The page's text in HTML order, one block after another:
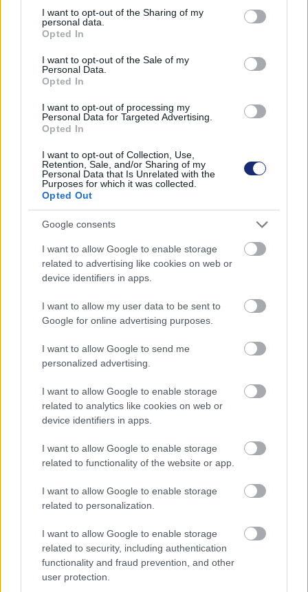
not limited to your visit or usage behaviour. You may click to
grant or deny consent to Google and its third-party tags to
use your data for below specified purposes in below Google
consent section.
I want to opt-out of the Sharing of my
personal data.
Opted In
I want to opt-out of the Sale of my
Personal Data.
Opted In
I want to opt-out of processing my
Personal Data for Targeted Advertising.
Opted In
I want to opt-out of Collection, Use,
Retention, Sale, and/or Sharing of my
Personal Data that Is Unrelated with the
Purposes for which it was collected.
Opted Out
Google consents
I want to allow Google to enable storage
related to advertising like cookies on web or
device identifiers in apps.
I want to allow my user data to be sent to
Google for online advertising purposes.
I want to allow Google to send me
personalized advertising.
I want to allow Google to enable storage
related to analytics like cookies on web or
device identifiers in apps.
I want to allow Google to enable storage
related to functionality of the website or app.
I want to allow Google to enable storage
related to personalization.
I want to allow Google to enable storage
related to security, including authentication
functionality and fraud prevention, and other
user protection.
szeretnénk felhasználni a folyamat során. A kisebb
mennyiség jellemzően 3-4, a nagyobb 6-9 litert jelent. Ha
rendeltetésszerűen használják, akár az erre a célra
elfolyatott víz 60 százaléka megtakarítható.
Gyűjtsd az esővizet!
Akár kertesházban, akár társasházban élsz, érdemes
valamilyen módszerrel felfogni és összegyűjteni az
esővizet, de akár a harmatot is. Utóbbi nem nagy
mennyiség, de pár cserepes növény öntözésére elég
lehet. Az esővízzel pedig a kertet locsolhatjuk, az
otthoni növényekre a rengeteg energia árán előállított
ivóvizet spricceljük minden nyári napon. A kertes
ebből a legegyszerűbb, ha a csatorna végét egy vödörbe
vagy inkább hordóba állítjuk és onnan merjük az
Az összegyűjtött esővízért hálás lesz a kert, a bolygó - és a